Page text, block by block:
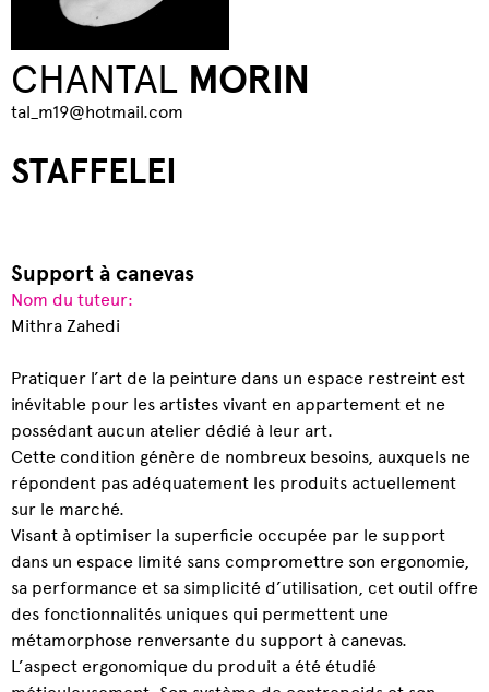
CHANTAL MORIN
tal_m19@hotmail.com
STAFFELEI
Support à canevas
Nom du tuteur:
Mithra Zahedi
Pratiquer l’art de la peinture dans un espace restreint est
inévitable pour les artistes vivant en appartement et ne
possédant aucun atelier dédié à leur art.
Cette condition génère de nombreux besoins, auxquels ne
répondent pas adéquatement les produits actuellement
sur le marché.
Visant à optimiser la superficie occupée par le support
dans un espace limité sans compromettre son ergonomie,
sa performance et sa simplicité d’utilisation, cet outil offre
des fonctionnalités uniques qui permettent une
métamorphose renversante du support à canevas.
L’aspect ergonomique du produit a été étudié